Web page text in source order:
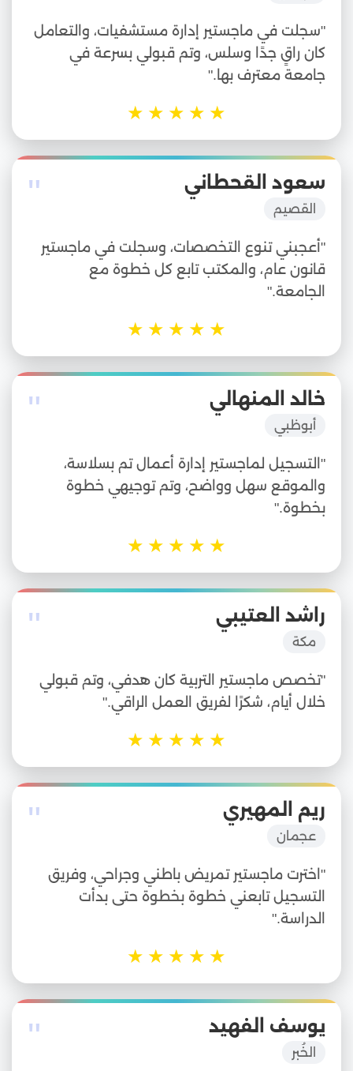
"سجلت في ماجستير إدارة مستشفيات، والتعامل
كان راقٍ جدًا وسلس، وتم قبولي بسرعة في
جامعة معترف بها."
★
★
★
★
★
" سعود القحطاني
القصيم
"أعجبني تنوع التخصصات، وسجلت في ماجستير
قانون عام، والمكتب تابع كل خطوة مع
الجامعة."
★
★
★
★
★
" خالد المنهالي
أبوظبي
"التسجيل لماجستير إدارة أعمال تم بسلاسة،
والموقع سهل وواضح، وتم توجيهي خطوة
بخطوة."
★
★
★
★
★
" راشد العتيبي
مكة
"تخصص ماجستير التربية كان هدفي، وتم قبولي
خلال أيام، شكرًا لفريق العمل الراقي."
★
★
★
★
★
" ريم المهيري
عجمان
"اخترت ماجستير تمريض باطني وجراحي، وفريق
التسجيل تابعني خطوة بخطوة حتى بدأت
الدراسة."
★
★
★
★
★
" يوسف الفهيد
الخُبر